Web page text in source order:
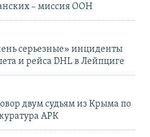
– миссия ООН
серьезные» инциденты
и рейса DHL в Лейпциге
двум судьям из Крыма по
АРК